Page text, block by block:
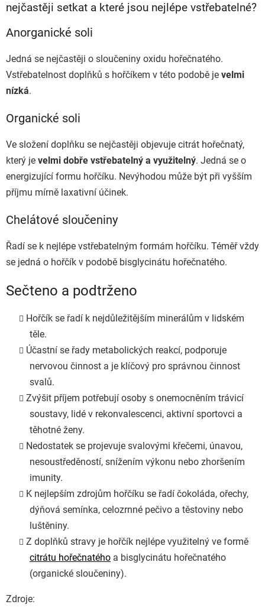
nejčastěji setkat a které jsou nejlépe vstřebatelné?
Anorganické soli
Jedná se nejčastěji o sloučeniny oxidu hořečnatého.
Vstřebatelnost doplňků s hořčíkem v této podobě je velmi
nízká.
Organické soli
Ve složení doplňku se nejčastěji objevuje citrát hořečnatý,
který je velmi dobře vstřebatelný a využitelný. Jedná se o
energizující formu hořčíku. Nevýhodou může být při vyšším
příjmu mírně laxativní účinek.
Chelátové sloučeniny
Řadí se k nejlépe vstřebatelným formám hořčíku. Téměř vždy
se jedná o hořčík v podobě bisglycinátu hořečnatého.
Sečteno a podtrženo
Hořčík se řadí k nejdůležitějším minerálům v lidském
těle.
Účastní se řady metabolických reakcí, podporuje
nervovou činnost a je klíčový pro správnou činnost
svalů.
Zvýšit příjem potřebují osoby s onemocněním trávicí
soustavy, lidé v rekonvalescenci, aktivní sportovci a
těhotné ženy.
Nedostatek se projevuje svalovými křečemi, únavou,
nesoustředěností, snížením výkonu nebo zhoršením
imunity.
K nejlepším zdrojům hořčíku se řadí čokoláda, ořechy,
dýňová semínka, celozrnné pečivo a těstoviny nebo
luštěniny.
Z doplňků stravy je hořčík nejlépe využitelný ve formě
citrátu hořečnatého a bisglycinátu hořečnatého
(organické sloučeniny).
Zdroje: